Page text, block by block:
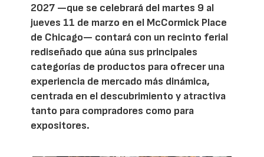
2027 —que se celebrará del martes 9 al
jueves 11 de marzo en el McCormick Place
de Chicago— contará con un recinto ferial
rediseñado que aúna sus principales
categorías de productos para ofrecer una
experiencia de mercado más dinámica,
centrada en el descubrimiento y atractiva
tanto para compradores como para
expositores.